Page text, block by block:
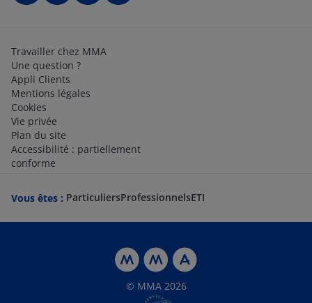
Travailler chez MMA
Une question ?
Appli Clients
Mentions légales
Cookies
Vie privée
Plan du site
Accessibilité : partiellement
conforme
Vous êtes : ParticuliersProfessionnelsETI
© MMA 2026